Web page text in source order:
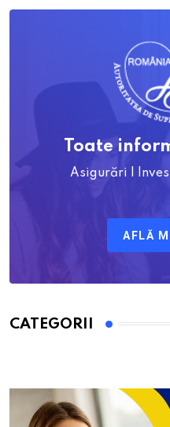
Toate
Asigurări |
AFLĂ
CATEGORII